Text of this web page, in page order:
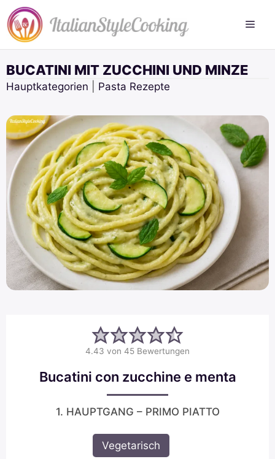
Zum
Inhalt
springen
BUCATINI MIT ZUCCHINI UND MINZE
Hauptkategorien Pasta Rezepte
4.43 von 45 Bewertungen
Bucatini con zucchine e menta
1. HAUPTGANG – PRIMO PIATTO
Vegetarisch